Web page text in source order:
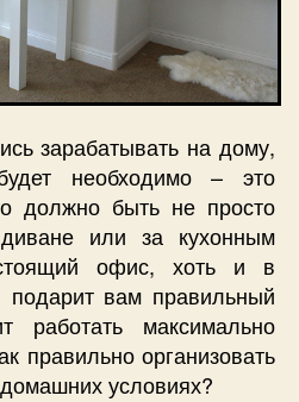
зарабатывать на дому,
необходимо – это
должно быть не просто
или за кухонным
офис, хоть и в
вам правильный
работать максимально
правильно организовать
условиях?